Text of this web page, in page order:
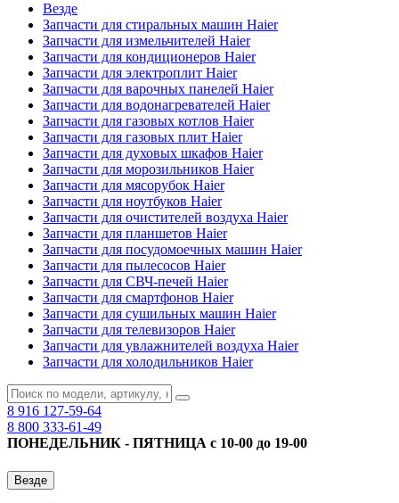
Везде
Запчасти для стиральных машин Haier
Запчасти для измельчителей Haier
Запчасти для кондиционеров Haier
Запчасти для электроплит Haier
Запчасти для варочных панелей Haier
Запчасти для водонагревателей Haier
Запчасти для газовых котлов Haier
Запчасти для газовых плит Haier
Запчасти для духовых шкафов Haier
Запчасти для морозильников Haier
Запчасти для мясорубок Haier
Запчасти для ноутбуков Haier
Запчасти для очистителей воздуха Haier
Запчасти для планшетов Haier
Запчасти для посудомоечных машин Haier
Запчасти для пылесосов Haier
Запчасти для СВЧ-печей Haier
Запчасти для смартфонов Haier
Запчасти для сушильных машин Haier
Запчасти для телевизоров Haier
Запчасти для увлажнителей воздуха Haier
Запчасти для холодильников Haier
8 916 127-59-64
8 800 333-61-49
ПОНЕДЕЛЬНИК - ПЯТНИЦА с 10-00 до 19-00
Везде